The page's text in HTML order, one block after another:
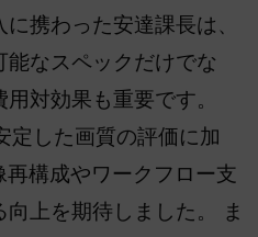
携わった安達課長は、
能なスペックだけでな
対効果も重要です。
定した画質の評価に加
構成やワークフロー支
上を期待しました。 ま